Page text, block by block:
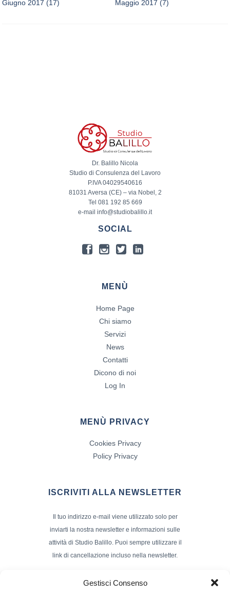
Gestisci Consenso
Giugno 2017 (17) Maggio 2017 (7)
Dr. Balillo Nicola
Studio di Consulenza del Lavoro
P.IVA 04029540616
81031 Aversa (CE) – via Nobel, 2
Tel 081 192 85 669
e-mail info@studiobalillo.it
SOCIAL
MENÙ
Home Page
Chi siamo
Servizi
News
Contatti
Dicono di noi
Log In
MENÙ PRIVACY
Cookies Privacy
Policy Privacy
ISCRIVITI ALLA NEWSLETTER
Il tuo indirizzo e-mail viene utilizzato solo per
inviarti la nostra newsletter e informazioni sulle
attività di Studio Balillo. Puoi sempre utilizzare il
link di cancellazione incluso nella newsletter.